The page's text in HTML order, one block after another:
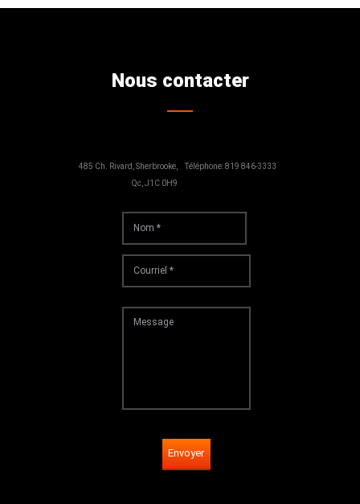
Nous contacter
Téléphone: 819 846-3333
485 Ch. Rivard, Sherbrooke,
Qc, J1C 0H9
Envoyer